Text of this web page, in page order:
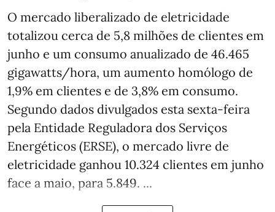
O mercado liberalizado de eletricidade
totalizou cerca de 5,8 milhões de clientes em
junho e um consumo anualizado de 46.465
gigawatts/hora, um aumento homólogo de
1,9% em clientes e de 3,8% em consumo.
Segundo dados divulgados esta sexta-feira
pela Entidade Reguladora dos Serviços
Energéticos (ERSE), o mercado livre de
eletricidade ganhou 10.324 clientes em junho
face a maio, para 5.849. ...